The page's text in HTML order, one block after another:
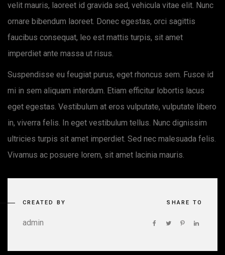
velit mauris, laoreet id gravida sed, vehicula vitae elit. Nunc
ornare bibendum laoreet. Donec egestas, orci sagittis
faucibus consequat, leo est mattis turpis, sit amet
imperdiet ante massa ut risus.
Suspendisse eu feugiat purus, eget rhoncus sem. Fusce id
mi in sem aliquam interdum. Etiam efficitur lobortis lacus
eget egestas. Vestibulum at eros vulputate, vulputate libero
in, viverra felis. In eget vestibulum tellus. Nunc dignissim
ultricies turpis sit amet imperdiet. Sed nec malesuada felis.
Vivamus ac posuere lorem, sit amet lacinia mauris.
CREATED BY
admin
SHARE TO